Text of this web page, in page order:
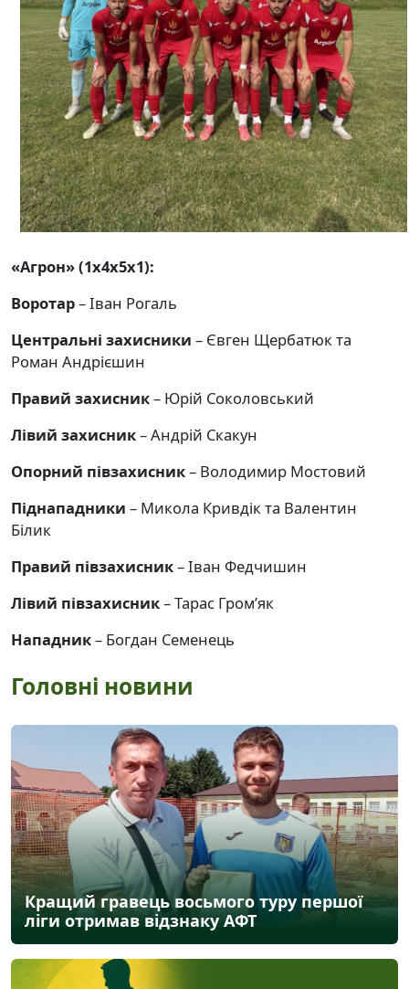
«Агрон» (1х4х5х1):
Воротар– Іван Рогаль
Центральні захисники – Євген Щербатюк та
Роман Андрієшин
Правий захисник– Юрій Соколовський
Лівий захисник– Андрій Скакун
Опорний півзахисник– Володимир Мостовий
Піднападники – Микола Кривдік та Валентин
Білик
Правий півзахисник– Іван Федчишин
Лівий півзахисник– Тарас Гром’як
Нападник– Богдан Семенець
Головні новини
Кращий гравець восьмого туру першої
ліги отримав відзнаку АФТ